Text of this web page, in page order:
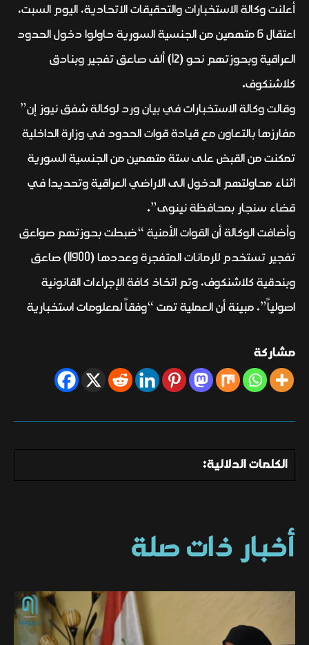
أعلنت وكالة الاستخبارات والتحقيقات الاتحادية، اليوم السبت،
اعتقال 6 متهمين من الجنسية السورية حاولوا دخول الحدود
العراقية وبحوزتهم نحو (12) ألف صاعق تفجير وبنادق
كلاشنكوف.
وقالت وكالة الاستخبارات في بيان ورد لوكالة شفق نيوز إن”
مفارزها بالتعاون مع قيادة قوات الحدود في وزارة الداخلية
تمكنت من القبض على ستة متهمين من الجنسية السورية
اثناء محاولتهم الدخول الى الاراضي العراقية وتحديدا في
قضاء سنجار بمحافظة نينوى”.
وأضافت الوكالة أن القوات الأمنية “ضبطت بحوزتهم صواعق
تفجير تستخدم للرمانات المتفجرة وعددها (11900) صاعق
وبندقية كلاشنكوف، وتم اتخاذ كافة الإجراءات القانونية
اصولياً”، مبينة أن العملية تمت “وفقاً لمعلومات استخبارية
مشاركة
الكلمات الدلالية:
أخبار ذات صلة